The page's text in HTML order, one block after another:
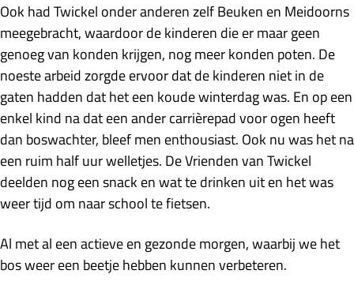
Ook had Twickel onder anderen zelf Beuken en Meidoorns
meegebracht, waardoor de kinderen die er maar geen
genoeg van konden krijgen, nog meer konden poten. De
noeste arbeid zorgde ervoor dat de kinderen niet in de
gaten hadden dat het een koude winterdag was. En op een
enkel kind na dat een ander carrièrepad voor ogen heeft
dan boswachter, bleef men enthousiast. Ook nu was het na
een ruim half uur welletjes. De Vrienden van Twickel
deelden nog een snack en wat te drinken uit en het was
weer tijd om naar school te fietsen.
Al met al een actieve en gezonde morgen, waarbij we het
bos weer een beetje hebben kunnen verbeteren.